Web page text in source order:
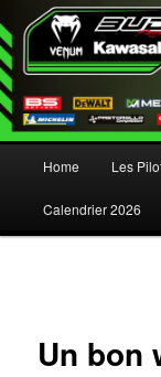
Aller au
Aller au
Home Les
Calendrier 2026
Un bon